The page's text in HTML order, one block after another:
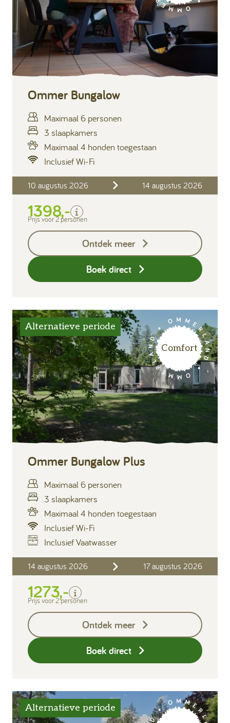
Ommer Bungalow
Maximaal 6 personen
3 slaapkamers
Maximaal 4 honden toegestaan
Inclusief Wi-Fi
10 augustus 2026 14 augustus 2026
1398,-
Inclusief
Verblijfskosten
Keukendoekenpakket
Eindschoonmaak
Prijs voor 2 personen
Ontdek meer
Boek direct
Comfort
Alternatieve periode
Ommer Bungalow Plus
Maximaal 6 personen
3 slaapkamers
Maximaal 4 honden toegestaan
Inclusief Wi-Fi
Inclusief Vaatwasser
14 augustus 2026 17 augustus 2026
1273,-
Inclusief
Verblijfskosten
Keukendoekenpakket
Eindschoonmaak
Prijs voor 2 personen
Ontdek meer
Boek direct
Alternatieve periode